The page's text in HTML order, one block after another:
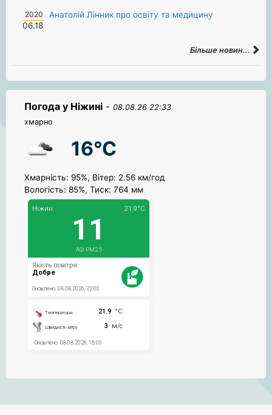
2020
06.18
Анатолій Лінник про освіту та медицину
Більше новин...
Погода у Ніжині - 08.08.26 22:33
хмарно
16°C
Хмарність: 95%, Вітер: 2.56 км/год
Вологість: 85%, Тиск: 764 мм